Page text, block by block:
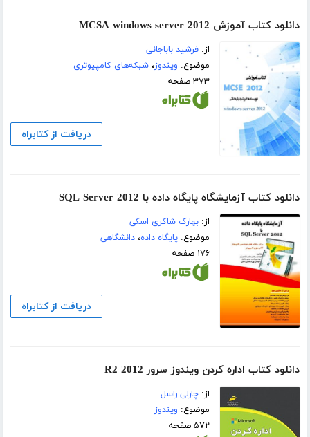
دانلود کتاب آموزش MCSA windows server 2012
از:فرشید باباجانی
موضوع: ویندوز،شبکه‌های کامپیوتری
۳۷۳ صفحه
دریافت از کتابراه
دانلود کتاب آزمایشگاه پایگاه داده با SQL Server 2012
از:بهارک شاکری اسکی
موضوع:پایگاه داده،دانشگاهی
۱۷۶ صفحه
دریافت از کتابراه
دانلود کتاب اداره کردن ویندوز سرور 2012 R2
از:چارلی راسل
موضوع: ویندوز
۵۷۲ صفحه